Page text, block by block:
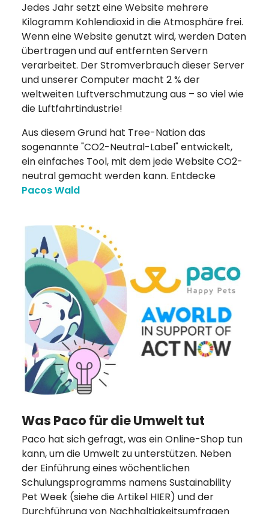
Jedes Jahr setzt eine Website mehrere
Kilogramm Kohlendioxid in die Atmosphäre frei.
Wenn eine Website genutzt wird, werden Daten
übertragen und auf entfernten Servern
verarbeitet. Der Stromverbrauch dieser Server
und unserer Computer macht 2 % der
weltweiten Luftverschmutzung aus – so viel wie
die Luftfahrtindustrie!
Aus diesem Grund hat Tree-Nation das
sogenannte "CO2-Neutral-Label" entwickelt,
ein einfaches Tool, mit dem jede Website CO2-
neutral gemacht werden kann. Entdecke
Pacos Wald
Was Paco für die Umwelt tut
Paco hat sich gefragt, was ein Online-Shop tun
kann, um die Umwelt zu unterstützen. Neben
der Einführung eines wöchentlichen
Schulungsprogramms namens Sustainability
Pet Week (siehe die Artikel HIER) und der